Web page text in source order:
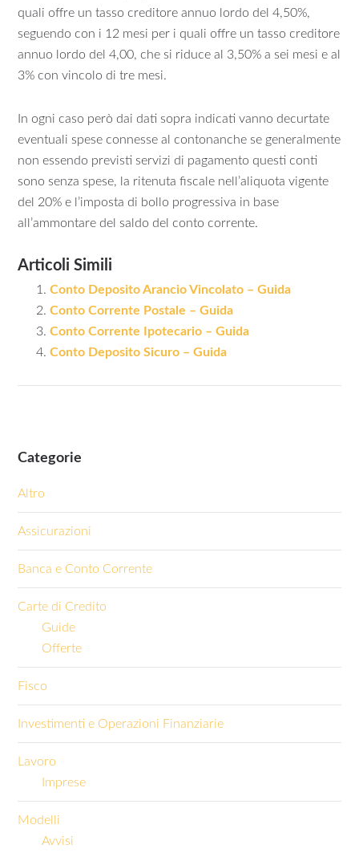
quali offre un tasso creditore annuo lordo del 4,50%,
seguendo con i 12 mesi per i quali offre un tasso creditore
annuo lordo del 4,00, che si riduce al 3,50% a sei mesi e al
3% con vincolo di tre mesi.
In ogni caso però dai dati sopra indicati vanno decurtate
eventuali spese connesse al contonanche se generalmente
non essendo previsti servizi di pagamento questi conti
sono senza spese, la ritenuta fiscale nell’aliquota vigente
del 20% e l’imposta di bollo progressiva in base
all’ammontare del saldo del conto corrente.
Articoli Simili
Conto Deposito Arancio Vincolato – Guida
Conto Corrente Postale – Guida
Conto Corrente Ipotecario – Guida
Conto Deposito Sicuro – Guida
Categorie
Altro
Assicurazioni
Banca e Conto Corrente
Carte di Credito
Guide
Offerte
Fisco
Investimenti e Operazioni Finanziarie
Lavoro
Imprese
Modelli
Avvisi